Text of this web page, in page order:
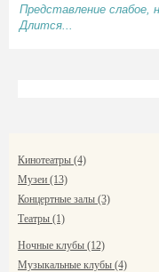
Представление слабое,
Длится...
Кинотеатры (4)
Музеи (13)
Концертные залы (3)
Театры (1)
Ночные клубы (12)
Музыкальные клубы (4)